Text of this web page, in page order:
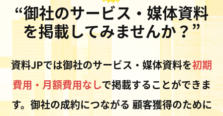
“御社のサービス・媒体資料
を掲載してみませんか？”
資料JPでは御社のサービス・媒体資料を初期
費用・月額費用なしで掲載することができま
す。御社の成約につながる 顧客獲得のために